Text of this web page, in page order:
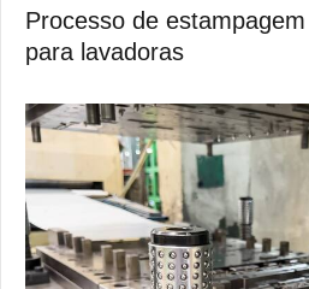
Processo de
para lavadoras